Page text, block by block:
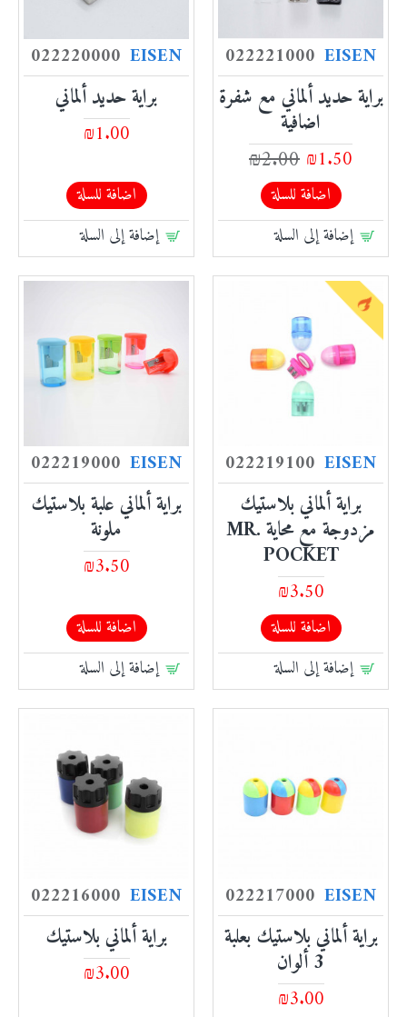
EISEN
022221000
براية حديد ألماني مع شفرة
اضافية
₪1.50
₪2.00
اضافة للسلة
إضافة إلى السلة
EISEN
022220000
براية حديد ألماني
₪1.00
اضافة للسلة
إضافة إلى السلة
EISEN
022219100
براية ألماني بلاستيك
مزدوجة مع محاية MR.
POCKET
₪3.50
اضافة للسلة
إضافة إلى السلة
EISEN
022219000
براية ألماني علبة بلاستيك
ملونة
₪3.50
اضافة للسلة
إضافة إلى السلة
EISEN
022217000
براية ألماني بلاستيك بعلبة
3 ألوان
₪3.00
EISEN
022216000
براية ألماني بلاستيك
₪3.00